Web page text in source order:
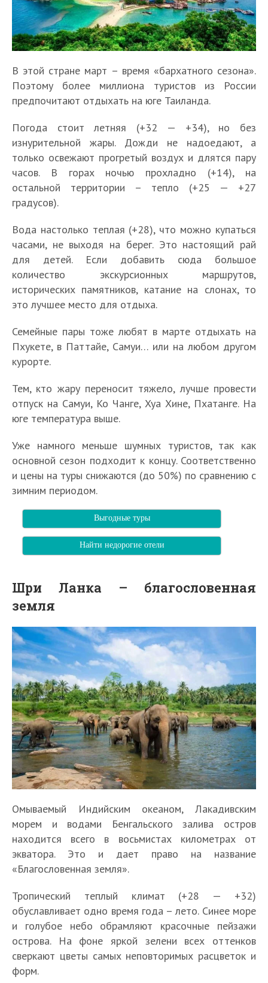
В этой стране март – время «бархатного сезона».
Поэтому более миллиона туристов из России
предпочитают отдыхать на юге Таиланда.
Погода стоит летняя (+32 — +34), но без
изнурительной жары. Дожди не надоедают, а
только освежают прогретый воздух и длятся пару
часов. В горах ночью прохладно (+14), на
остальной территории – тепло (+25 — +27
градусов).
Вода настолько теплая (+28), что можно купаться
часами, не выходя на берег. Это настоящий рай
для детей. Если добавить сюда большое
количество экскурсионных маршрутов,
исторических памятников, катание на слонах, то
это лучшее место для отдыха.
Семейные пары тоже любят в марте отдыхать на
Пхукете, в Паттайе, Самуи… или на любом другом
курорте.
Тем, кто жару переносит тяжело, лучше провести
отпуск на Самуи, Ко Чанге, Хуа Хине, Пхатанге. На
юге температура выше.
Уже намного меньше шумных туристов, так как
основной сезон подходит к концу. Соответственно
и цены на туры снижаются (до 50%) по сравнению с
зимним периодом.
Выгодные туры
Найти недорогие отели
Шри Ланка – благословенная
земля
Омываемый Индийским океаном, Лакадивским
морем и водами Бенгальского залива остров
находится всего в восьмистах километрах от
экватора. Это и дает право на название
«Благословенная земля».
Тропический теплый климат (+28 — +32)
обуславливает одно время года – лето. Синее море
и голубое небо обрамляют красочные пейзажи
острова. На фоне яркой зелени всех оттенков
сверкают цветы самых неповторимых расцветок и
форм.